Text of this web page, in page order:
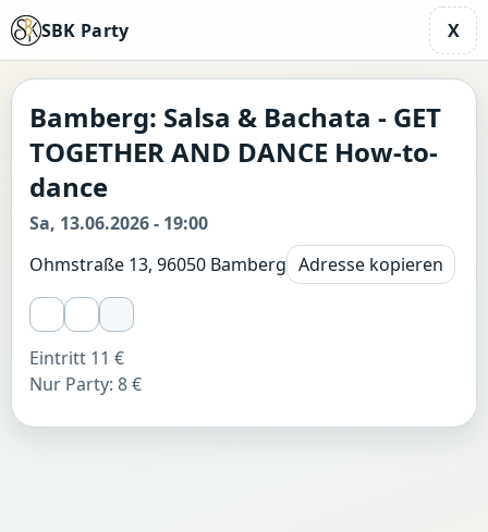
SBK Party X
Bamberg: Salsa & Bachata - GET
TOGETHER AND DANCE How-to-
dance
Sa, 13.06.2026 - 19:00
Ohmstraße 13, 96050 Bamberg Adresse kopieren
Eintritt 11 €
Nur Party: 8 €